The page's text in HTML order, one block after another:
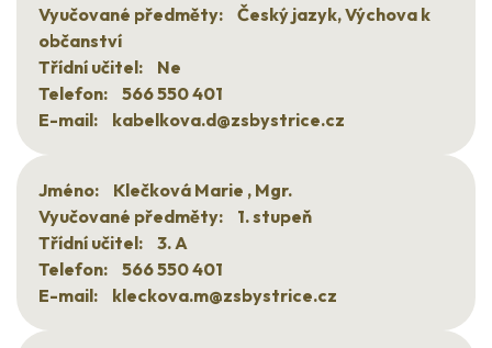
Vyučované předměty:
Český jazyk, Výchova k
občanství
Třídní učitel:
Ne
Telefon:
566 550 401
E-mail:
kabelkova.d@zsbystrice.cz
Jméno:
Klečková Marie , Mgr.
Vyučované předměty:
1. stupeň
Třídní učitel:
3. A
Telefon:
566 550 401
E-mail:
kleckova.m@zsbystrice.cz